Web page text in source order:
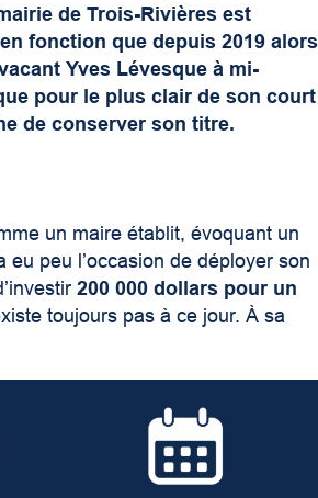
de Trois-Rivières est
fonction que depuis 2019 alors
Yves Lévesque à mi-
pour le plus clair de son court
de conserver son titre.
un maire établit, évoquant un
peu l’occasion de déployer son
200 000 dollars pour un
toujours pas à ce jour. À sa